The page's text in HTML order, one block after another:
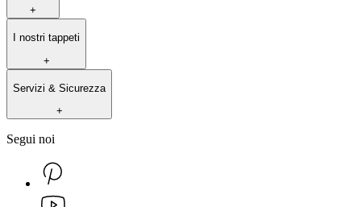
+
I nostri tappeti
+
Servizi & Sicurezza
+
Segui noi